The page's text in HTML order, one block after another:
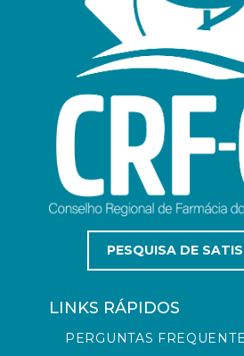
PESQUISA DE
LINKS RÁPIDOS
PERGUNTAS